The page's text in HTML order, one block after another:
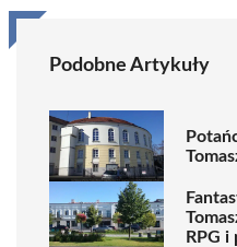
Podobne Artykuły
RPG i